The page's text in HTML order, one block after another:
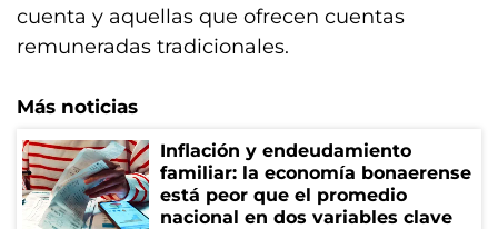
cuenta y aquellas que ofrecen cuentas
remuneradas tradicionales.
Más noticias
Inflación y endeudamiento
familiar: la economía bonaerense
está peor que el promedio
nacional en dos variables clave